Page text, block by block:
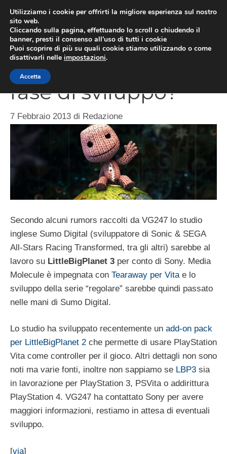
contenuto
LittleBigPlanet 3 in
fase di sviluppo?
7 Febbraio 2013 di Redazione
Secondo alcuni rumors raccolti da VG247 lo studio
inglese Sumo Digital (sviluppatore di Sonic & SEGA
All-Stars Racing Transformed, tra gli altri) sarebbe al
lavoro su LittleBigPlanet 3 per conto di Sony. Media
Molecule è impegnata con Tearaway per Vitae lo
sviluppo della serie “regolare” sarebbe quindi passato
nelle mani di Sumo Digital.
Lo studio ha sviluppato recentemente un add-on pack
per LittleBigPlanet 2 che permette di usare PlayStation
Vita come controller per il gioco. Altri dettagli non sono
noti ma varie fonti, inoltre non sappiamo se LBP3 sia
in lavorazione per PlayStation 3, PSVita o addirittura
PlayStation 4. VG247 ha contattato Sony per avere
maggiori informazioni, restiamo in attesa di eventuali
sviluppo.
[via]
Utilizziamo i cookie per offrirti la migliore esperienza sul nostro
sito web.
Cliccando sulla pagina, effettuando lo scroll o chiudendo il
banner, presti il consenso all’uso di tutti i cookie
Puoi scoprire di più su quali cookie stiamo utilizzando o come
disattivarli nelle impostazioni.
Accetta